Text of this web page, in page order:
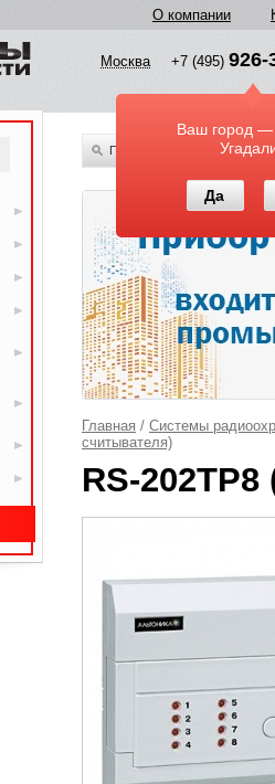
О компании
Москва +7 (495) 926-
Ваш город —
Да
По всему каталогу
Главная / Системы
считывателя)
RS-